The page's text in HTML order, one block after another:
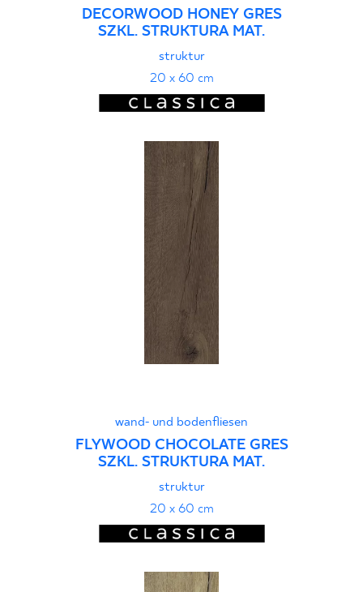
DECORWOOD HONEY GRES
SZKL. STRUKTURA MAT.
struktur
20 x 60 cm
wand- und bodenfliesen
FLYWOOD CHOCOLATE GRES
SZKL. STRUKTURA MAT.
struktur
20 x 60 cm